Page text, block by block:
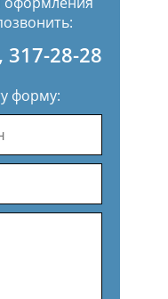
, 317-28-28
форму: